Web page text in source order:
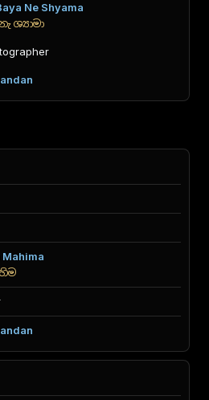
Ne Shyama
ශ්‍යාමා